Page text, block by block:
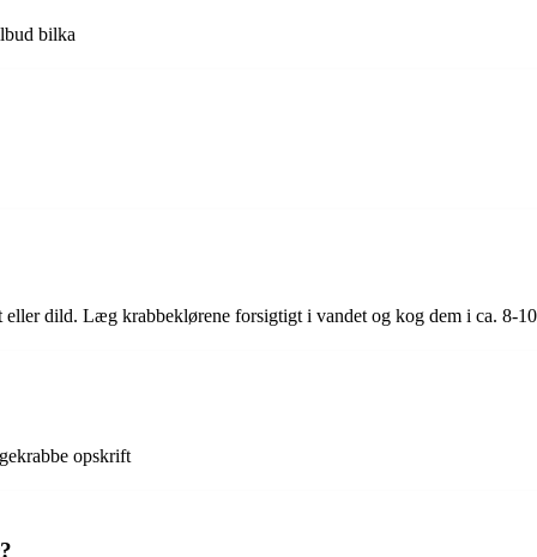
bilka
dild. Læg krabbeklørene forsigtigt i vandet og kog dem i ca. 8-
opskrift